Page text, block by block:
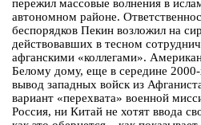
пережил массовые волнения в
автономном районе.
беспорядков Пекин возложил на
действовавших в тесном
афганскими «коллегами».
Белому дому, еще в середине
вывод западных войск из
вариант «перехвата» военной
Россия, ни Китай не хотят ввода